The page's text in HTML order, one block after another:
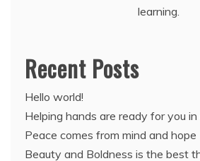
learning.
Recent Posts
Hello world!
Helping hands are ready for you
Peace comes from mind and hope
Beauty and Boldness is the best